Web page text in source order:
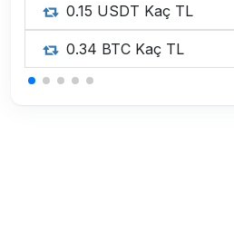
0.15 USDT Kaç TL
0.34 BTC Kaç TL